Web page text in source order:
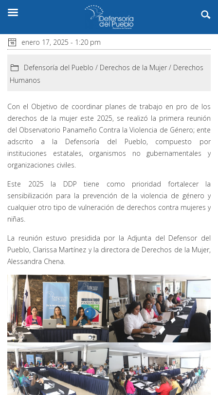
enero 17, 2025 - 1:20 pm
Defensoría del Pueblo / Derechos de la Mujer / Derechos
Humanos
Con el Objetivo de coordinar planes de trabajo en pro de los
derechos de la mujer este 2025, se realizó la primera reunión
del Observatorio Panameño Contra la Violencia de Género; ente
adscrito a la Defensoría del Pueblo, compuesto por
instituciones estatales, organismos no gubernamentales y
organizaciones civiles.
Este 2025 la DDP tiene como prioridad fortalecer la
sensibilización para la prevención de la violencia de género y
cualquier otro tipo de vulneración de derechos contra mujeres y
niñas.
La reunión estuvo presidida por la Adjunta del Defensor del
Pueblo, Clarissa Martínez y la directora de Derechos de la Mujer,
Alessandra Chena.